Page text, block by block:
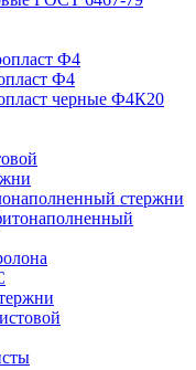
Ф4
Ф4
черные Ф4К20
стержни